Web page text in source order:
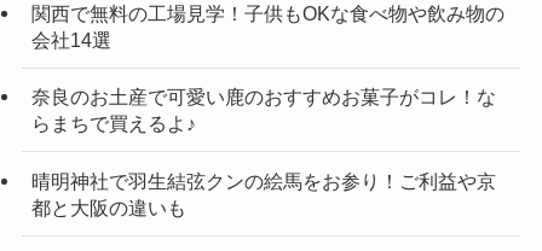
関西で無料の工場見学！子供もOKな食べ物や飲み物の
会社14選
奈良のお土産で可愛い鹿のおすすめお菓子がコレ！な
らまちで買えるよ♪
晴明神社で羽生結弦クンの絵馬をお参り！ご利益や京
都と大阪の違いも